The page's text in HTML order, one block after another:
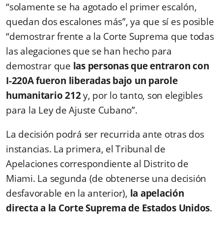
“solamente se ha agotado el primer escalón,
quedan dos escalones más”, ya que sí es posible
“demostrar frente a la Corte Suprema que todas
las alegaciones que se han hecho para
demostrar que las personas que entraron con
I-220A fueron liberadas bajo un parole
humanitario 212y, por lo tanto, son elegibles
para la Ley de Ajuste Cubano”.
La decisión podrá ser recurrida ante otras dos
instancias. La primera, el Tribunal de
Apelaciones correspondiente al Distrito de
Miami. La segunda (de obtenerse una decisión
desfavorable en la anterior), la apelación
directa a la Corte Suprema de Estados Unidos.